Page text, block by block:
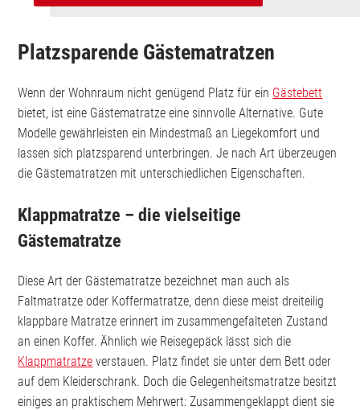
Platzsparende Gästematratzen
Wenn der Wohnraum nicht genügend Platz für ein Gästebett
bietet, ist eine Gästematratze eine sinnvolle Alternative. Gute
Modelle gewährleisten ein Mindestmaß an Liegekomfort und
lassen sich platzsparend unterbringen. Je nach Art überzeugen
die Gästematratzen mit unterschiedlichen Eigenschaften.
Klappmatratze – die vielseitige
Gästematratze
Diese Art der Gästematratze bezeichnet man auch als
Faltmatratze oder Koffermatratze, denn diese meist dreiteilig
klappbare Matratze erinnert im zusammengefalteten Zustand
an einen Koffer. Ähnlich wie Reisegepäck lässt sich die
Klappmatratze verstauen. Platz findet sie unter dem Bett oder
auf dem Kleiderschrank. Doch die Gelegenheitsmatratze besitzt
einiges an praktischem Mehrwert: Zusammengeklappt dient sie